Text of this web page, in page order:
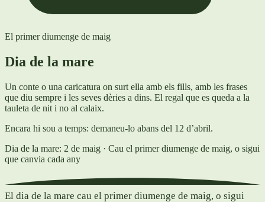
El primer diumenge de maig
Dia de la mare
Un conte o una caricatura on surt ella amb els fills, amb les frases
que diu sempre i les seves dèries a dins. El regal que es queda a la
tauleta de nit i no al calaix.
Encara hi sou a temps: demaneu-lo abans del 12 d’abril.
Dia de la mare: 2 de maig · Cau el primer diumenge de maig, o sigui
que canvia cada any
El dia de la mare cau el primer diumenge de maig, o sigui